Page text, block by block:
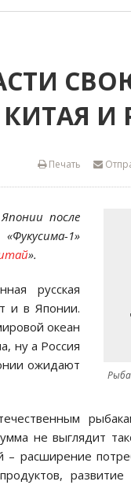
И
Печать
Рыба
после
1»
».
русская
и в Японии.
океан
ну а Россия
ожидают
не выглядит
– расширение
развитие